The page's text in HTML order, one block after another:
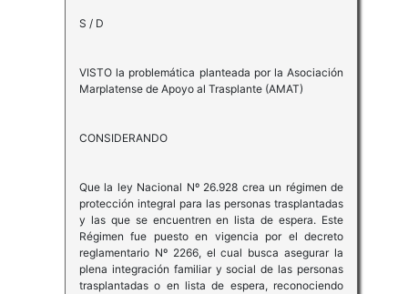
S / D
VISTO la problemática planteada por la Asociación
Marplatense de Apoyo al Trasplante (AMAT)
CONSIDERANDO
Que la ley Nacional Nº 26.928 crea un régimen de
protección integral para las personas trasplantadas
y las que se encuentren en lista de espera. Este
Régimen fue puesto en vigencia por el decreto
reglamentario Nº 2266, el cual busca asegurar la
plena integración familiar y social de las personas
trasplantadas o en lista de espera, reconociendo